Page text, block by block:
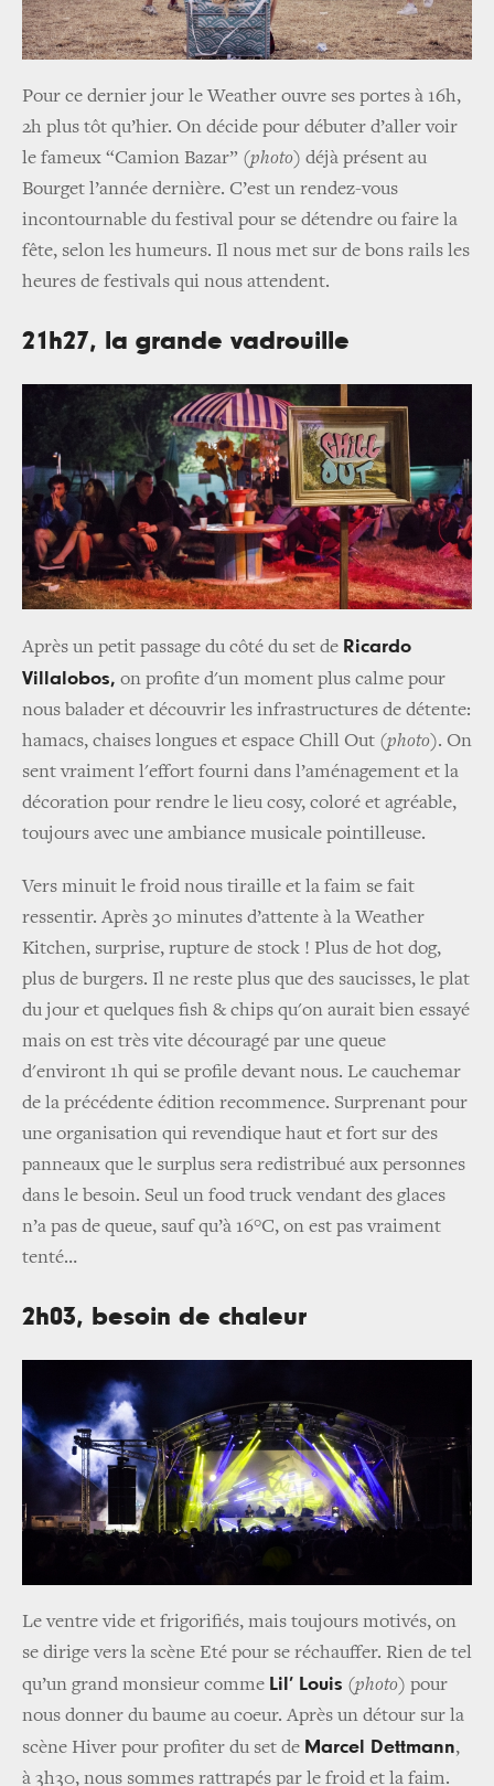
Pour ce dernier jour le Weather ouvre ses portes à 16h,
2h plus tôt qu’hier. On décide pour débuter d’aller voir
le fameux “Camion Bazar” (photo) déjà présent au
Bourget l’année dernière. C’est un rendez-vous
incontournable du festival pour se détendre ou faire la
fête, selon les humeurs. Il nous met sur de bons rails les
heures de festivals qui nous attendent.
21h27, la grande vadrouille
Après un petit passage du côté du set de Ricardo
Villalobos, on profite d'un moment plus calme pour
nous balader et découvrir les infrastructures de détente:
hamacs, chaises longues et espace Chill Out (photo). On
sent vraiment l'effort fourni dans l’aménagement et la
décoration pour rendre le lieu cosy, coloré et agréable,
toujours avec une ambiance musicale pointilleuse.
Vers minuit le froid nous tiraille et la faim se fait
ressentir. Après 30 minutes d’attente à la Weather
Kitchen, surprise, rupture de stock ! Plus de hot dog,
plus de burgers. Il ne reste plus que des saucisses, le plat
du jour et quelques fish & chips qu'on aurait bien essayé
mais on est très vite découragé par une queue
d'environt 1h qui se profile devant nous. Le cauchemar
de la précédente édition recommence. Surprenant pour
une organisation qui revendique haut et fort sur des
panneaux que le surplus sera redistribué aux personnes
dans le besoin. Seul un food truck vendant des glaces
n’a pas de queue, sauf qu’à 16°C, on est pas vraiment
tenté…
2h03, besoin de chaleur
Le ventre vide et frigorifiés, mais toujours motivés, on
se dirige vers la scène Eté pour se réchauffer. Rien de tel
qu’un grand monsieur comme Lil’ Louis (photo) pour
nous donner du baume au coeur. Après un détour sur la
scène Hiver pour profiter du set de Marcel Dettmann,
à 3h30, nous sommes rattrapés par le froid et la faim.